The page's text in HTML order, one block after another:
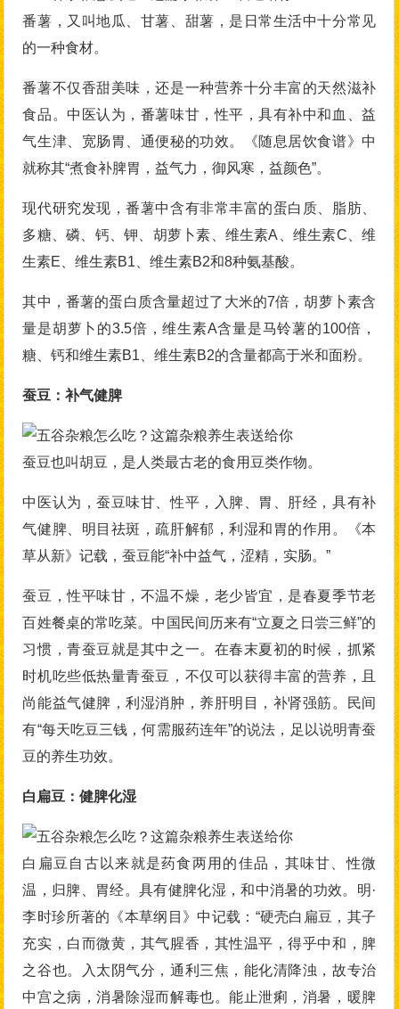
番薯，又叫地瓜、甘薯、甜薯，是日常生活中十分常见
的一种食材。
番薯不仅香甜美味，还是一种营养十分丰富的天然滋补
食品。中医认为，番薯味甘，性平，具有补中和血、益
气生津、宽肠胃、通便秘的功效。《随息居饮食谱》中
就称其“煮食补脾胃，益气力，御风寒，益颜色”。
现代研究发现，番薯中含有非常丰富的蛋白质、脂肪、
多糖、磷、钙、钾、胡萝卜素、维生素A、维生素C、维
生素E、维生素B1、维生素B2和8种氨基酸。
其中，番薯的蛋白质含量超过了大米的7倍，胡萝卜素含
量是胡萝卜的3.5倍，维生素A含量是马铃薯的100倍，
糖、钙和维生素B1、维生素B2的含量都高于米和面粉。
蚕豆：补气健脾
蚕豆也叫胡豆，是人类最古老的食用豆类作物。
中医认为，蚕豆味甘、性平，入脾、胃、肝经，具有补
气健脾、明目祛斑，疏肝解郁，利湿和胃的作用。《本
草从新》记载，蚕豆能“补中益气，涩精，实肠。”
蚕豆，性平味甘，不温不燥，老少皆宜，是春夏季节老
百姓餐桌的常吃菜。中国民间历来有“立夏之日尝三鲜”的
习惯，青蚕豆就是其中之一。在春末夏初的时候，抓紧
时机吃些低热量青蚕豆，不仅可以获得丰富的营养，且
尚能益气健脾，利湿消肿，养肝明目，补肾强筋。民间
有“每天吃豆三钱，何需服药连年”的说法，足以说明青蚕
豆的养生功效。
白扁豆：健脾化湿
白扁豆自古以来就是药食两用的佳品，其味甘、性微
温，归脾、胃经。具有健脾化湿，和中消暑的功效。明·
李时珍所著的《本草纲目》中记载：“硬壳白扁豆，其子
充实，白而微黄，其气腥香，其性温平，得乎中和，脾
之谷也。入太阴气分，通利三焦，能化清降浊，故专治
中宫之病，消暑除湿而解毒也。能止泄痢，消暑，暖脾